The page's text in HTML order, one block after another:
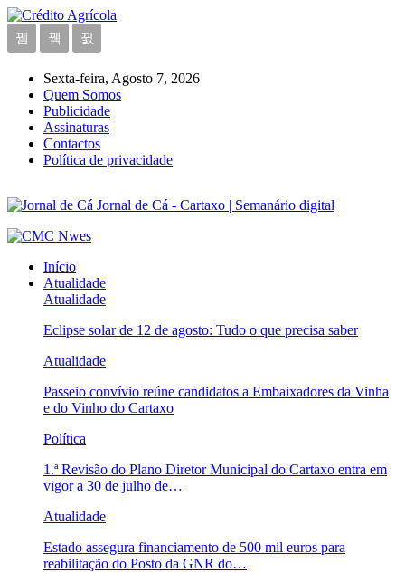
Sexta-feira, Agosto 7, 2026
Quem Somos
Publicidade
Assinaturas
Contactos
Política de privacidade
Jornal de Cá - Cartaxo | Semanário digital
Início
Atualidade
Atualidade
Eclipse solar de 12 de agosto: Tudo o que precisa saber
Atualidade
Passeio convívio reúne candidatos a Embaixadores da Vinha
e do Vinho do Cartaxo
Política
1.ª Revisão do Plano Diretor Municipal do Cartaxo entra em
vigor a 30 de julho de…
Atualidade
Estado assegura financiamento de 500 mil euros para
reabilitação do Posto da GNR do…